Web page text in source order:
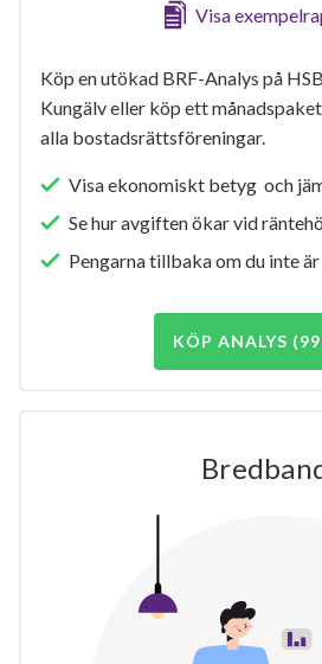
Visa
Köp en utökad BRF-Analys på
Kungälv eller köp ett
alla bostadsrättsföreningar.
Visa ekonomiskt betyg och
Se hur avgiften ökar vid
Pengarna tillbaka om du inte
KÖP ANALYS